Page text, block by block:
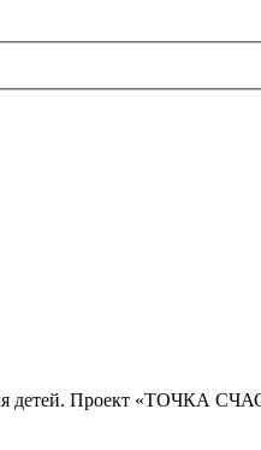
детей. Проект «ТОЧКА